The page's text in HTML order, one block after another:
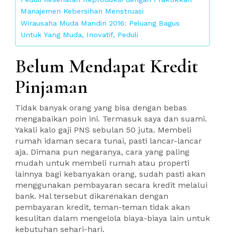
Manajemen Kebersihan Menstruasi
Wirausaha Muda Mandiri 2016: Peluang Bagus
Untuk Yang Muda, Inovatif, Peduli
Belum Mendapat Kredit
Pinjaman
Tidak banyak orang yang bisa dengan bebas
mengabaikan poin ini. Termasuk saya dan suami.
Yakali kalo gaji PNS sebulan 50 juta. Membeli
rumah idaman secara tunai, pasti lancar-lancar
aja. Dimana pun negaranya, cara yang paling
mudah untuk membeli rumah atau properti
lainnya bagi kebanyakan orang, sudah pasti akan
menggunakan pembayaran secara kredit melalui
bank. Hal tersebut dikarenakan dengan
pembayaran kredit, teman-teman tidak akan
kesulitan dalam mengelola biaya-biaya lain untuk
kebutuhan sehari-hari.